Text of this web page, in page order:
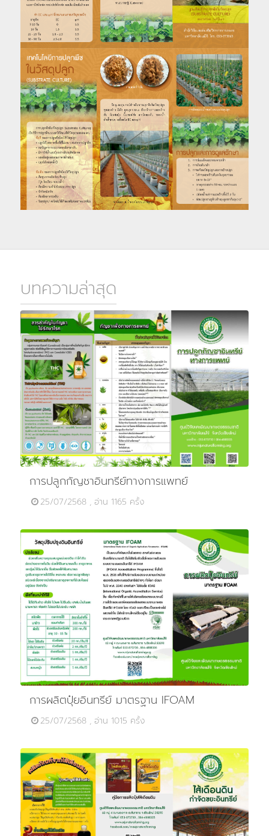
บทความล่าสุด
การปลูกกัญชาอินทรีย์ทางการแพทย์
25/07/2568 , อ่าน 1165 ครั้ง
การผลิตปุ๋ยอินทรีย์ มาตรฐาน IFOAM
25/07/2568 , อ่าน 1015 ครั้ง